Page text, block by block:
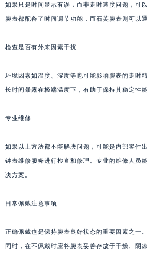
如果只是时间显示有误，而非走时速度问题，可
腕表都配备了时间调节功能，而石英腕表则可以
检查是否有外来因素干扰
环境因素如温度、湿度等也可能影响腕表的走时
长时间暴露在极端温度下，有助于保持其稳定性能
专业维修
如果以上方法都不能解决问题，可能是内部零件
钟表维修服务进行检查和修理。专业的维修人员
决方案。
日常佩戴注意事项
正确佩戴也是保持腕表良好状态的重要因素之一
同时，在不佩戴时应将腕表妥善存放于干燥、阴凉